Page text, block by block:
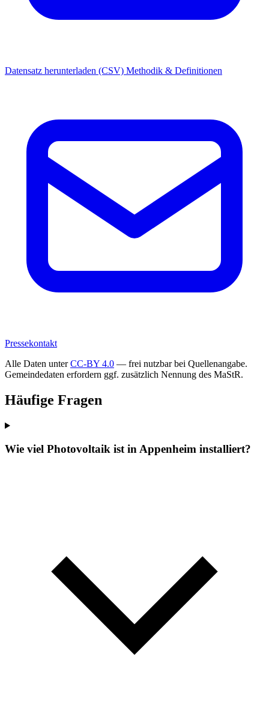
Datensatz herunterladen (CSV) Methodik & Definitionen
Pressekontakt
Alle Daten unterCC-BY 4.0 — frei nutzbar bei Quellenangabe.
Gemeindedaten erfordern ggf. zusätzlich Nennung des MaStR.
Häufige Fragen
Wie viel Photovoltaik ist in Appenheim installiert?